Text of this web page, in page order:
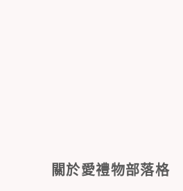
關於愛禮物部落格